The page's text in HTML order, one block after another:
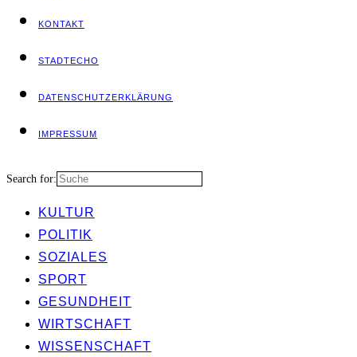
KON­TAKT
STADT­ECHO
DATEN­SCHUTZ­ER­KLÄ­RUNG
IMPRES­SUM
Search for:
KUL­TUR
POLI­TIK
SOZIA­LES
SPORT
GESUND­HEIT
WIRT­SCHAFT
WIS­SEN­SCHAFT